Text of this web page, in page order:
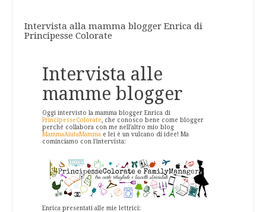
Intervista alla mamma blogger Enrica di
Principesse Colorate
Intervista alle
mamme blogger
Oggi intervisto la mamma blogger Enrica di
PrincipesseColorate , che conosco bene come blogger
perché collabora con me nell'altro mio blog
MammaAiutaMamma e lei è un vulcano di idee! Ma
cominciamo con l'intervista:
Enrica presentati alle mie lettrici: